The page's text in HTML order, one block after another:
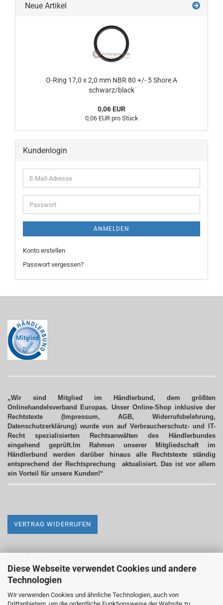
Diese Webseite verwendet Cookies und andere
Technologien
Wir verwenden Cookies und ähnliche Technologien, auch von
Drittanbietern, um die ordentliche Funktionsweise der Website zu
Neue Artikel
O-Ring 17,0 x 2,0 mm NBR 80 +/- 5 Shore A
schwarz/black
0,06 EUR
0,06 EUR pro Stück
Kundenlogin
E-
Mail-
Adresse
Passwort
ANMELDEN
Konto erstellen
Passwort vergessen?
„Wir sind Mitglied im Händlerbund, dem größten
Onlinehandelsverband Europas. Unser Online-Shop inklusive der
Rechtstexte (Impressum, AGB, Widerrufsbelehrung,
Datenschutzerklärung) wurde von auf Verbraucherschutz- und IT-
Recht spezialisierten Rechtsanwälten des Händlerbundes
eingehend geprüft.Im Rahmen unserer Mitgliedschaft im
Händlerbund werden darüber hinaus alle Rechtstexte ständig
entsprechend der Rechtsprechung aktualisiert. Das ist vor allem
ein Vorteil für unsere Kunden!“
VERTRAG WIDERRUFEN
Impressum
Versand- & Zahlungsbedingungen